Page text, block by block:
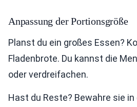
Anpassung der Portionsgröße
Planst du ein großes Essen?
Fladenbrote. Du kannst die
oder verdreifachen.
Hast du Reste? Bewahre sie